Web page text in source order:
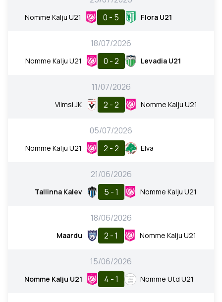
Nomme Kalju U21 0 - 5 Flora U21
18/07/2026
Nomme Kalju U21 0 - 2 Levadia U21
11/07/2026
Viimsi JK 2 - 2 Nomme Kalju U21
05/07/2026
Nomme Kalju U21 2 - 2 Elva
21/06/2026
Tallinna Kalev 5 - 1 Nomme Kalju U21
18/06/2026
Maardu 2 - 1 Nomme Kalju U21
15/06/2026
Nomme Kalju U21 4 - 1 Nomme Utd U21